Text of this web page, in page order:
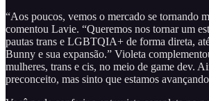
“Aos poucos, vemos o mercado se tornando
comentou Lavie. “Queremos nos tornar um
pautas trans e LGBTQIA+ de forma direta,
Bunny e sua expansão.” Violeta
mulheres, trans e cis, no meio de game dev.
preconceito, mas sinto que estamos